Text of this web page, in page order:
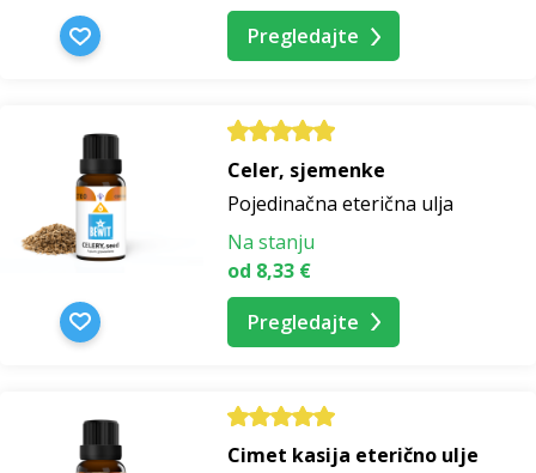
Pregledajte
Celer, sjemenke
Pojedinačna eterična ulja
Na stanju
od 8,33 €
Pregledajte
Cimet kasija eterično ulje